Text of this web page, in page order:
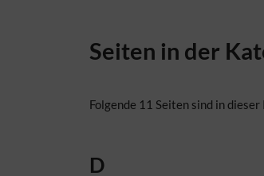
Seiten in der
Folgende 11 Seiten sind in
D